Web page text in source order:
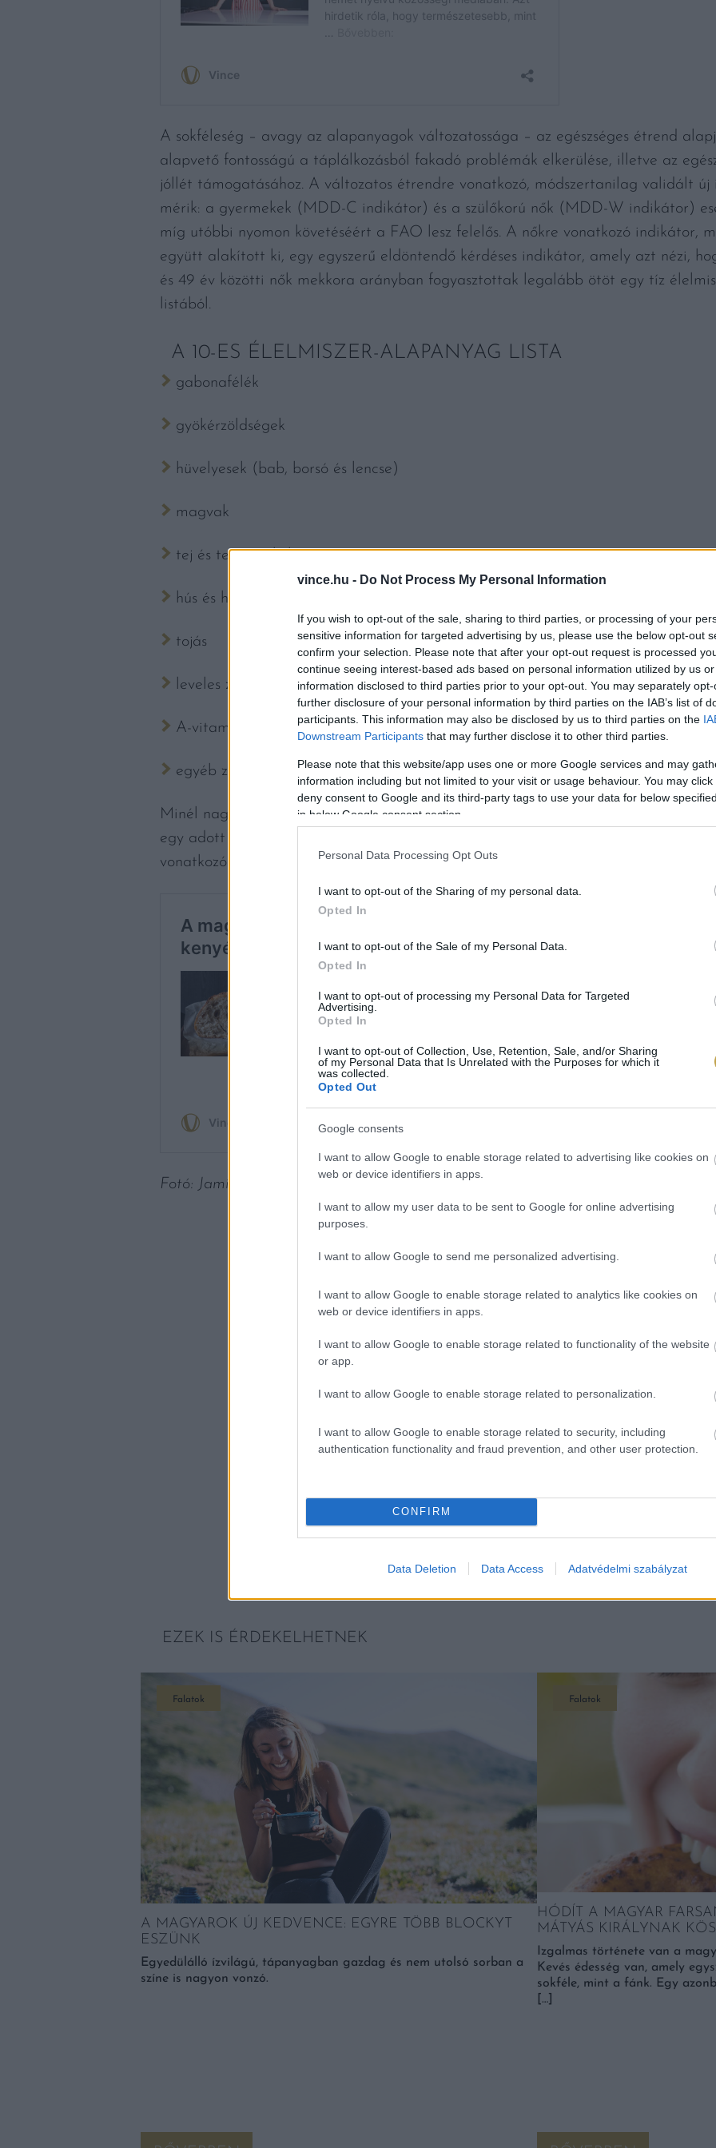
vince.hu - Do Not Process My Personal Information
If you wish to opt-out of the sale, sharing to third parties, or processing of your
sensitive information for targeted advertising by us, please use the below opt-out
confirm your selection. Please note that after your opt-out request is processed
continue seeing interest-based ads based on personal information utilized by us
information disclosed to third parties prior to your opt-out. You may separately
further disclosure of your personal information by third parties on the IAB’s list of
participants. This information may also be disclosed by us to third parties on the
Downstream Participants that may further disclose it to other third parties.
Please note that this website/app uses one or more Google services and may
information including but not limited to your visit or usage behaviour. You may
deny consent to Google and its third-party tags to use your data for below
in below Google consent section.
Personal Data Processing Opt Outs
I want to opt-out of the Sharing of my personal data.
Opted In
I want to opt-out of the Sale of my Personal Data.
Opted In
I want to opt-out of processing my Personal Data for Targeted
Advertising.
Opted In
I want to opt-out of Collection, Use, Retention, Sale, and/or Sharing
of my Personal Data that Is Unrelated with the Purposes for which it
was collected.
Opted Out
Google consents
I want to allow Google to enable storage related to advertising like cookies on
web or device identifiers in apps.
I want to allow my user data to be sent to Google for online advertising
purposes.
I want to allow Google to send me personalized advertising.
I want to allow Google to enable storage related to analytics like cookies on
web or device identifiers in apps.
I want to allow Google to enable storage related to functionality of the website
or app.
I want to allow Google to enable storage related to personalization.
I want to allow Google to enable storage related to security, including
authentication functionality and fraud prevention, and other user protection.
CONFIRM
Data Deletion Data Access Adatvédelmi szabályzat
A sokféleség – avagy az alapanyagok változatossága – az egészséges étrend
alapvető fontosságú a táplálkozásból fakadó problémák elkerülése, illetve az
jóllét támogatásához. A változatos étrendre vonatkozó, módszertanilag validált
mérik: a gyermekek (MDD-C indikátor) és a szülőkorú nők (MDD-W indikátor)
míg utóbbi nyomon követéséért a FAO lesz felelős. A nőkre vonatkozó indikátor,
együtt alakított ki, egy egyszerű eldöntendő kérdéses indikátor, amely azt nézi,
és 49 év közötti nők mekkora arányban fogyasztottak legalább ötöt egy tíz
listából.
A 10-ES ÉLELMISZER-ALAPANYAG LISTA
gabonafélék
gyökérzöldségek
hüvelyesek (bab, borsó és lencse)
magvak
tej és tejtermékek
hús és hal
tojás
leveles zöldségek
A-vitaminban gazdag gyümölcsök és zöldségek
egyéb zöldségek és egyéb gyümölcsök
Minél nagyobb azon nők aránya a mintában, akik elérik a határértéket, annál
egy adott lakosságon belül teljesül a nők elégséges vitamin- és ásványi anyag
vonatkozó indikátornál is hasonló megközelítést alkalmaznak.
Fotó: Jamie Brown / Unsplash
EZEK IS ÉRDEKELHETNEK
Falatok
A MAGYAROK ÚJ KEDVENCE: EGYRE TÖBB BLOCKYT
ESZÜNK
Egyedülálló ízvilágú, tápanyagban gazdag és nem utolsó sorban a
színe is nagyon vonzó.
Falatok
HÓDÍT A MAGYAR
MÁTYÁS KIRÁLYNAK
Izgalmas története van a
Kevés édesség van, amely
sokféle, mint a fánk. Egy
[…]